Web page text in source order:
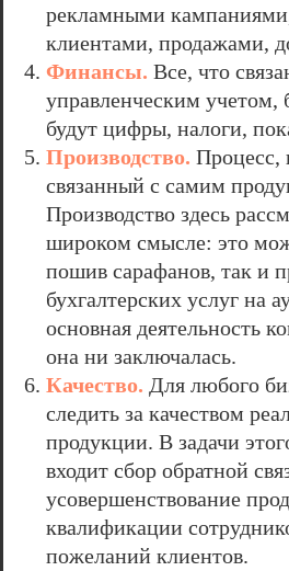
рекламными
клиентами, продажами,
Финансы. Все, что
управленческим учетом,
будут цифры, налоги,
Производство.
связанный с самим
Производство здесь
широком смысле: это
пошив сарафанов, так и
бухгалтерских услуг на
основная деятельность
она ни заключалась.
Качество. Для любого
следить за качеством
продукции. В задачи
входит сбор обратной
усовершенствование
квалификации
пожеланий клиентов.